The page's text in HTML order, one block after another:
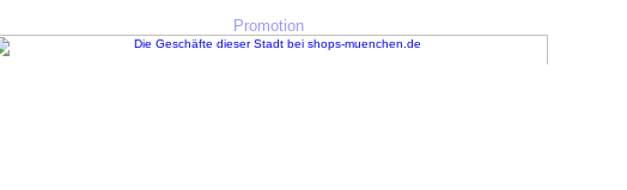
Promotion